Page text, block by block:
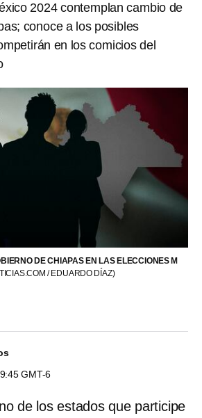
2024 contemplan cambio de
conoce a los posibles
en los comicios del
DE CHIAPAS EN LAS ELECCIONES M
/ EDUARDO DÍAZ)
GMT-6
de los estados que participe